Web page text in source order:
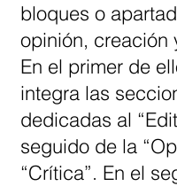
bloques o
opinión, creación
En el primer de
integra las
dedicadas al
seguido de la
“Crítica”. En el